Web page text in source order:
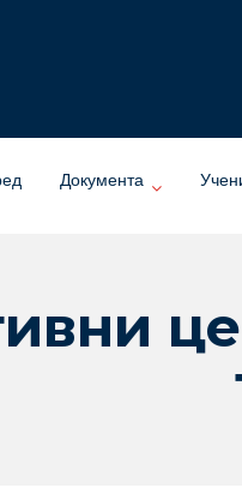
Документа